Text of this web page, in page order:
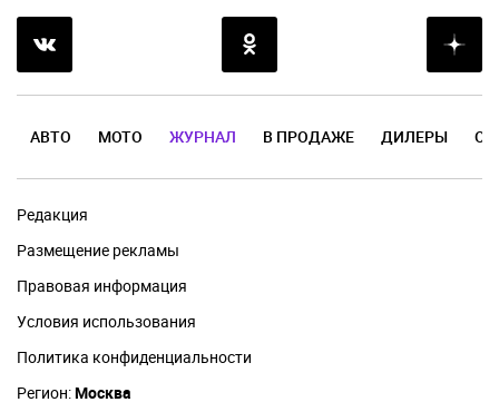
АВТО МОТО ЖУРНАЛ В ПРОДАЖЕ ДИЛЕРЫ
Редакция
Размещение рекламы
Правовая информация
Условия использования
Политика конфиденциальности
Регион:Москва